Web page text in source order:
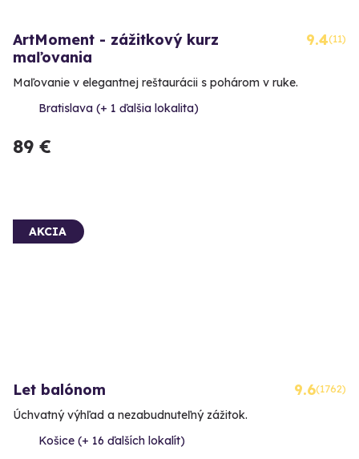
ArtMoment - zážitkový kurz
maľovania
9.4(11)
Maľovanie v elegantnej reštaurácii s pohárom v ruke.
Bratislava (+ 1 ďalšia lokalita)
89 €
AKCIA
Let balónom 9.6(1762)
Úchvatný výhľad a nezabudnuteľný zážitok.
Košice (+ 16 ďalších lokalít)